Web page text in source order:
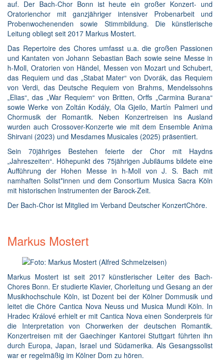
auf. Der Bach-Chor Bonn ist heute ein großer Konzert- und
Oratorienchor mit ganzjähriger intensiver Probenarbeit und
Probenwochenenden sowie Stimmbildung. Die künstlerische
Leitung obliegt seit 2017 Markus Mostert.
Das Repertoire des Chores umfasst u.a. die großen Passionen
und Kantaten von Johann Sebastian Bach sowie seine Messe in
h-Moll, Oratorien von Händel, Messen von Mozart und Schubert,
das Requiem und das „Stabat Mater“ von Dvorák, das Requiem
von Verdi, das Deutsche Requiem von Brahms, Mendelssohns
„Elias“, das „War Requiem“ von Britten, Orffs „Carmina Burana“
sowie Werke von Zoltán Kodály, Ola Gjeilo, Martín Palmeri und
Chormusik der Romantik. Neben Konzertreisen ins Ausland
wurden auch Crossover-Konzerte wie mit dem Ensemble Anima
Shirvani (2023) und Mesdames Musicales (2025) präsentiert.
Sein 70jähriges Bestehen feierte der Chor mit Haydns
„Jahreszeiten“. Höhepunkt des 75jährigen Jubiläums bildete eine
Aufführung der Hohen Messe in h-Moll von J. S. Bach mit
namhaften Solist*innen und dem Consortium Musica Sacra Köln
mit historischen Instrumenten der Barock-Zeit.
Der Bach-Chor ist Mitglied im Verband Deutscher KonzertChöre.
Markus Mostert
Markus Mostert ist seit 2017 künstlerischer Leiter des Bach-
Chores Bonn. Er studierte Klavier, Chorleitung und Gesang an der
Musikhochschule Köln, ist Dozent bei der Kölner Dommusik und
leitet die Chöre Cantica Nova Neuss und Musica Mundi Köln. In
Hradec Králové erhielt er mit Cantica Nova einen Sonderpreis für
die Interpretation von Chorwerken der deutschen Romantik.
Konzertreisen mit der Gaechinger Kantorei Stuttgart führten ihn
durch Europa, Japan, Israel und Südamerika. Als Gesangssolist
war er regelmäßig im Kölner Dom zu hören.